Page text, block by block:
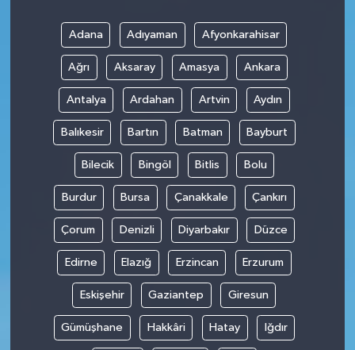
Adana Adıyaman Afyonkarahisar
Ağrı Aksaray Amasya Ankara
Antalya Ardahan Artvin Aydın
Balıkesir Bartın Batman Bayburt
Bilecik Bingöl Bitlis Bolu
Burdur Bursa Çanakkale Çankırı
Çorum Denizli Diyarbakır Düzce
Edirne Elazığ Erzincan Erzurum
Eskişehir Gaziantep Giresun
Gümüşhane Hakkâri Hatay Iğdır